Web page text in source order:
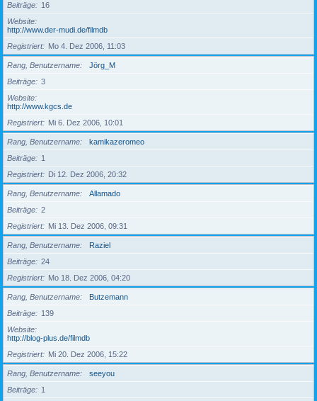
Beiträge
16
Website
http://www.der-mudi.de/filmdb
Registriert
Mo 4. Dez 2006, 11:03
Rang, Benutzername
Jörg_M
Beiträge
3
Website
http://www.kgcs.de
Registriert
Mi 6. Dez 2006, 10:01
Rang, Benutzername
kamikazeromeo
Beiträge
1
Registriert
Di 12. Dez 2006, 20:32
Rang, Benutzername
Allamado
Beiträge
2
Registriert
Mi 13. Dez 2006, 09:31
Rang, Benutzername
Raziel
Beiträge
24
Registriert
Mo 18. Dez 2006, 04:20
Rang, Benutzername
Butzemann
Beiträge
139
Website
http://blog-plus.de/filmdb
Registriert
Mi 20. Dez 2006, 15:22
Rang, Benutzername
seeyou
Beiträge
1